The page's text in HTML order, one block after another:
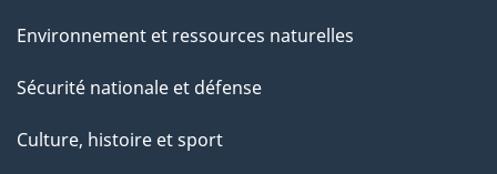
Environnement et ressources naturelles
Sécurité nationale et défense
Culture, histoire et sport